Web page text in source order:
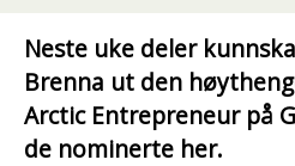
Neste uke deler
Brenna ut den
Arctic Entrepreneur på
de nominerte her.